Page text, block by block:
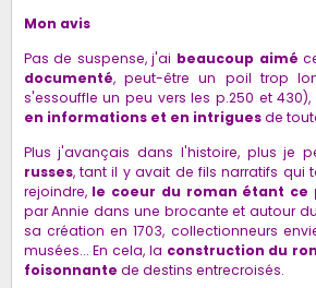
Mon avis
Pas de suspense, j'ai beaucoup aimé
documenté, peut-être un poil trop
s'essouffle un peu vers les p.250 et
en informations et en intriguesde
Plus j'avançais dans l'histoire, plus je
russes, tant il y avait de fils narratifs qui
rejoindre, le coeur du roman étant ce
par Annie dans une brocante et autour
sa création en 1703, collectionneurs
musées... En cela, la construction du
foisonnante de destins entrecroisés.